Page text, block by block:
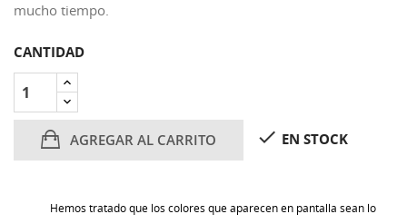
mucho tiempo.
CANTIDAD
AGREGAR AL CARRITO  EN STOCK
Hemos tratado que los colores que aparecen en pantalla sean lo